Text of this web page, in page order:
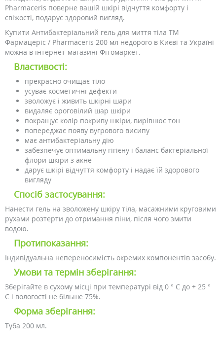
Pharmaceris поверне вашій шкірі відчуття комфорту і
свіжості, подарує здоровий вигляд.
Купити Антибактеріальний гель для миття тіла ТМ
Фармацеріс / Pharmaceris 200 мл недорого в Києві та Україні
можна в інтернет-магазині Фітомаркет.
Властивості:
прекрасно очищає тіло
усуває косметичні дефекти
зволожує і живить шкірні шари
видаляє ороговілий шар шкіри
покращує колір покриву шкіри, вирівнює тон
попереджає появу вугрового висипу
має антибактеріальну дію
забезпечує оптимальну гігієну і баланс бактеріальної
флори шкіри з акне
дарує шкірі відчуття комфорту і надає їй здорового
вигляду
Спосіб застосування:
Нанести гель на зволожену шкіру тіла, масажними круговими
рухами розтерти до отримання піни, після чого змити
водою.
Протипоказання:
Індивідуальна непереносимість окремих компонентів засобу.
Умови та термін зберігання:
Зберігайте в сухому місці при температурі від 0 ° С до + 25 °
С і вологості не більше 75%.
Форма зберігання:
Туба 200 мл.